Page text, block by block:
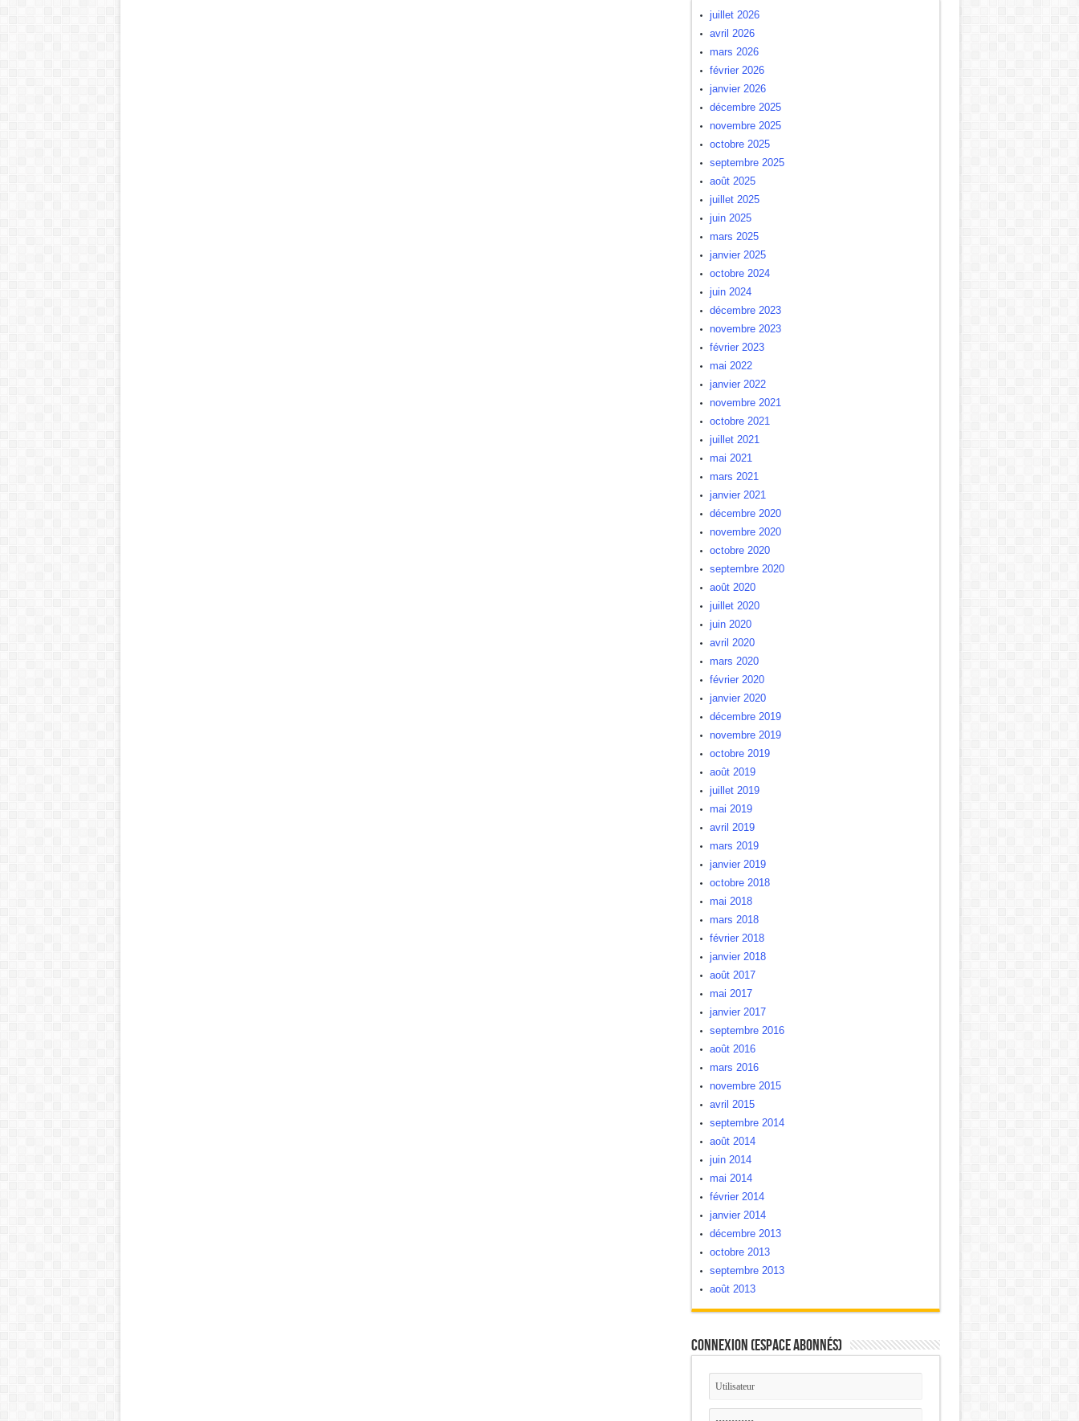
juillet 2026
avril 2026
mars 2026
février 2026
janvier 2026
décembre 2025
novembre 2025
octobre 2025
septembre 2025
août 2025
juillet 2025
juin 2025
mars 2025
janvier 2025
octobre 2024
juin 2024
décembre 2023
novembre 2023
février 2023
mai 2022
janvier 2022
novembre 2021
octobre 2021
juillet 2021
mai 2021
mars 2021
janvier 2021
décembre 2020
novembre 2020
octobre 2020
septembre 2020
août 2020
juillet 2020
juin 2020
avril 2020
mars 2020
février 2020
janvier 2020
décembre 2019
novembre 2019
octobre 2019
août 2019
juillet 2019
mai 2019
avril 2019
mars 2019
janvier 2019
octobre 2018
mai 2018
mars 2018
février 2018
janvier 2018
août 2017
mai 2017
janvier 2017
septembre 2016
août 2016
mars 2016
novembre 2015
avril 2015
septembre 2014
août 2014
juin 2014
mai 2014
février 2014
janvier 2014
décembre 2013
octobre 2013
septembre 2013
août 2013
Connexion (Espace Abonnés)